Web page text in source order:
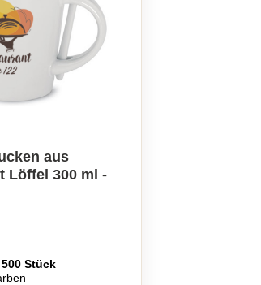
aus
Löffel 300 ml -
Stück